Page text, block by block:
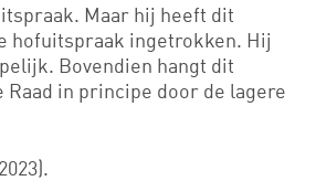
Maar hij heeft dit
hofuitspraak ingetrokken. Hij
Bovendien hangt dit
in principe door de lagere